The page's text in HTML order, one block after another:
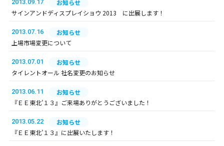
2013.09.17
お知らせ
サインアンドディスプレイショウ 2013 に出展します！
2013.07.16
お知らせ
上場市場変更について
2013.07.01
お知らせ
タイレントオール 社名変更のお知らせ
2013.06.11
お知らせ
『ＥＥ東北’１３』ご来場ありがとうございました！
2013.05.22
お知らせ
『ＥＥ東北’１３』に出展いたします！